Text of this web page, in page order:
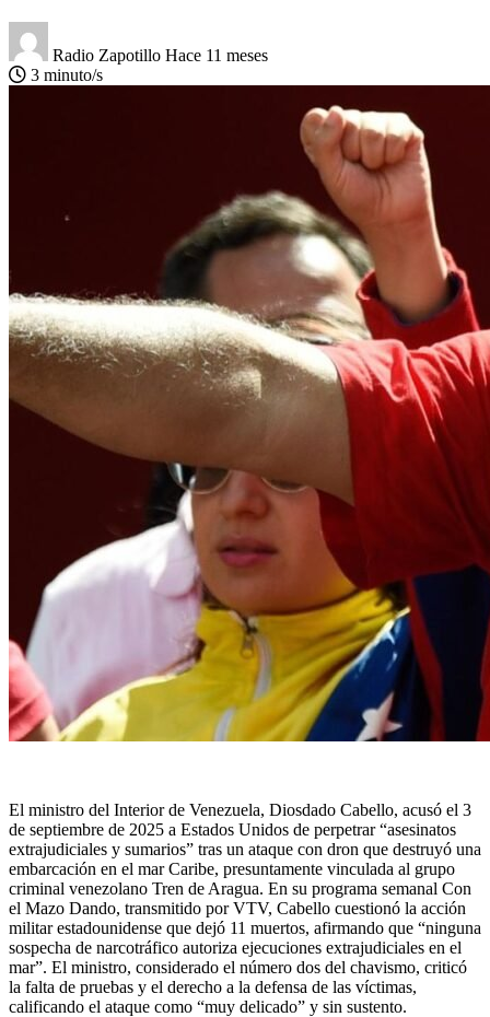
Radio Zapotillo Hace 11 meses
3 minuto/s
El ministro del Interior de Venezuela, Diosdado Cabello, acusó el 3
de septiembre de 2025 a Estados Unidos de perpetrar “asesinatos
extrajudiciales y sumarios” tras un ataque con dron que destruyó una
embarcación en el mar Caribe, presuntamente vinculada al grupo
criminal venezolano Tren de Aragua. En su programa semanal Con
el Mazo Dando, transmitido por VTV, Cabello cuestionó la acción
militar estadounidense que dejó 11 muertos, afirmando que “ninguna
sospecha de narcotráfico autoriza ejecuciones extrajudiciales en el
mar”. El ministro, considerado el número dos del chavismo, criticó
la falta de pruebas y el derecho a la defensa de las víctimas,
calificando el ataque como “muy delicado” y sin sustento.